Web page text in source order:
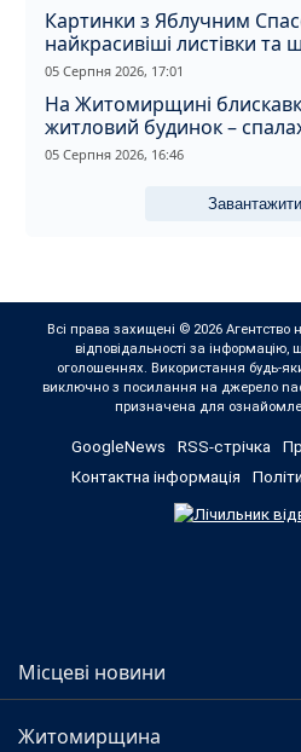
Картинки з Яблучним
найкрасивіші листівки та
святом
05 Серпня 2026, 17:01
На Житомирщині
житловий будинок –
05 Серпня 2026, 16:46
Всі права захищені © 2026 Агентство
відповідальності за
оголошеннях. Використання будь-
виключно з посилання на джерело
призначена для
GoogleNews RSS-стрічка
Контактна інформація
Місцеві новини
Житомирщина